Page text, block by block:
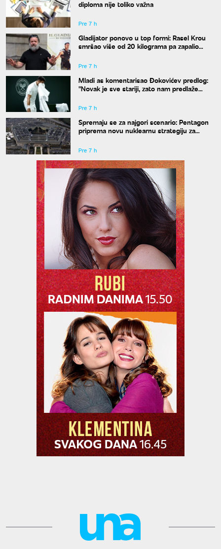
diploma nije toliko važna
Pre 7 h
Gladijator ponovo u top formi: Rasel Krou
smršao više od 20 kilograma pa zapalio
Pre 7 h
Mladi as komentarisao Đokovićev predlog:
"Novak je sve stariji, zato nam predlaže
Pre 7 h
Spremaju se za najgori scenario: Pentagon
priprema novu nuklearnu strategiju za
Pre 7 h